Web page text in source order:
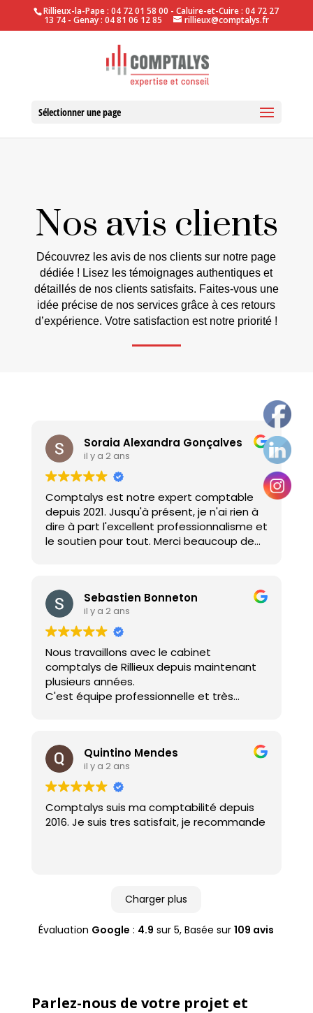
Rillieux-la-Pape : 04 72 01 58 00 - Caluire-et-Cuire : 04 72 27
13 74 - Genay : 04 81 06 12 85 rillieux@comptalys.fr
Sélectionner une page
Nos avis clients
Découvrez les avis de nos clients sur notre page
dédiée ! Lisez les témoignages authentiques et
détaillés de nos clients satisfaits. Faites-vous une
idée précise de nos services grâce à ces retours
d’expérience. Votre satisfaction est notre priorité !
Soraia Alexandra Gonçalves
il y a 2 ans
Comptalys est notre expert comptable
depuis 2021. Jusqu'à présent, je n'ai rien à
dire à part l'excellent professionnalisme et
le soutien pour tout. Merci beaucoup de
Sebastien Bonneton
il y a 2 ans
Nous travaillons avec le cabinet
comptalys de Rillieux depuis maintenant
plusieurs années.
C'est équipe professionnelle et très
hésitation.
Société BDS
Quintino Mendes
il y a 2 ans
Comptalys suis ma comptabilité depuis
2016. Je suis tres satisfait, je recommande
Charger plus
Évaluation Google : 4.9 sur 5, Basée sur109 avis
Parlez-nous de votre projet et